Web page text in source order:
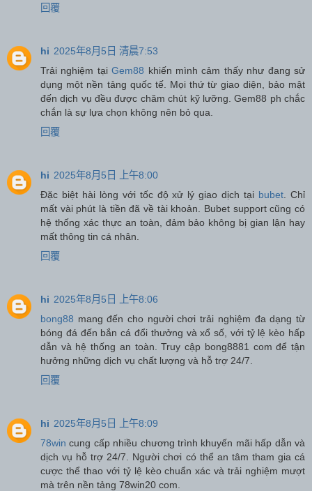
回覆
hi 2025年8月5日 清晨7:53
Trải nghiệm tạiGem88 khiến mình cảm thấy như đang sử
dụng một nền tảng quốc tế. Mọi thứ từ giao diện, bảo mật
đến dịch vụ đều được chăm chút kỹ lưỡng. Gem88 ph chắc
chắn là sự lựa chọn không nên bỏ qua.
回覆
hi 2025年8月5日 上午8:00
Đặc biệt hài lòng với tốc độ xử lý giao dịch tại bubet . Chỉ
mất vài phút là tiền đã về tài khoản. Bubet support cũng có
hệ thống xác thực an toàn, đảm bảo không bị gian lận hay
mất thông tin cá nhân.
回覆
hi 2025年8月5日 上午8:06
bong88 mang đến cho người chơi trải nghiệm đa dạng từ
bóng đá đến bắn cá đổi thưởng và xổ số, với tỷ lệ kèo hấp
dẫn và hệ thống an toàn. Truy cập bong8881 com để tận
hưởng những dịch vụ chất lượng và hỗ trợ 24/7.
回覆
hi 2025年8月5日 上午8:09
78win cung cấp nhiều chương trình khuyến mãi hấp dẫn và
dịch vụ hỗ trợ 24/7. Người chơi có thể an tâm tham gia cá
cược thể thao với tỷ lệ kèo chuẩn xác và trải nghiệm mượt
mà trên nền tảng 78win20 com.